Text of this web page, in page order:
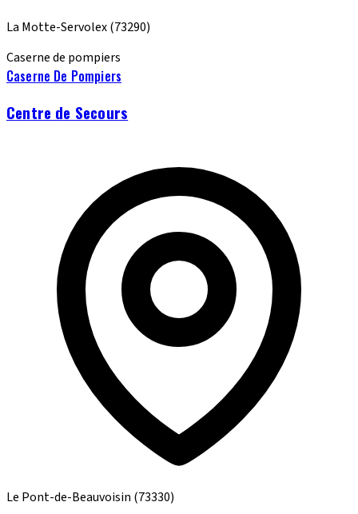
La Motte-Servolex(73290)
Caserne de pompiers
Caserne De Pompiers
Centre de Secours
Le Pont-de-Beauvoisin (73330)